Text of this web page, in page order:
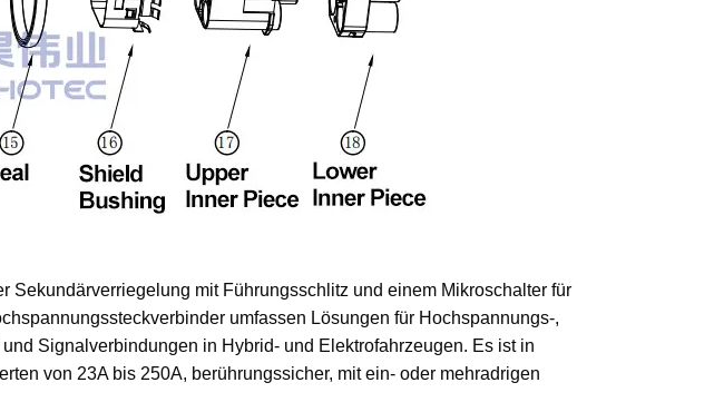
mit Führungsschlitz und einem Mikroschalter für
umfassen Lösungen für Hochspannungs-,
Signalverbindungen in Hybrid- und Elektrofahrzeugen. Es ist in
von 23A bis 250A, berührungssicher, mit ein- oder mehradrigen